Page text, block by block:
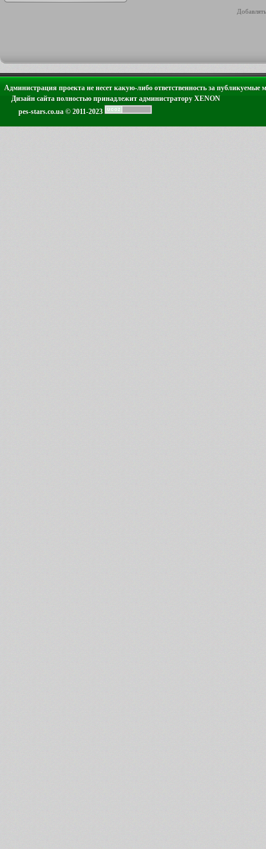
Администрация проекта не несет какую-либо ответственность за публикуемые
Дизайн сайта полностью принадлежит администратору XENON
pes-stars.co.ua © 2011-2023